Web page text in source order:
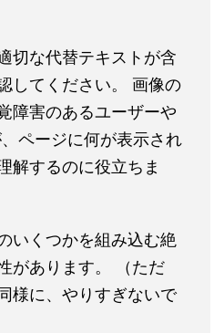
切な代替テキストが含
してください。 画像の
障害のあるユーザーや
ページに何が表示され
解するのに役立ちま
いくつかを組み込む絶
があります。 （ただ
様に、やりすぎないで